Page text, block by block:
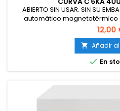
ABIERTO SIN USAR. SIN SU
automático magnetotérmico
12,00
 Añadir
 En